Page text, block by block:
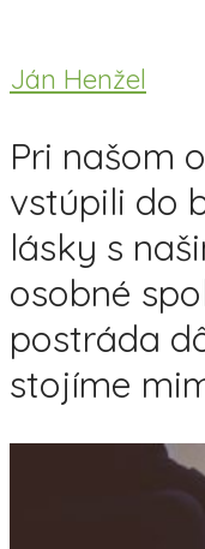
Ján Henžel
Pri našom
vstúpili do
lásky s
osobné
postráda
stojíme